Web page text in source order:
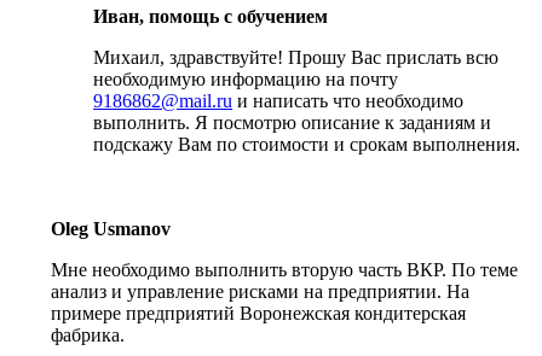
Иван, помощь с обучением
Михаил, здравствуйте! Прошу Вас прислать всю
необходимую информацию на почту
9186862@mail.ru и написать что необходимо
выполнить. Я посмотрю описание к заданиям и
подскажу Вам по стоимости и срокам выполнения.
Oleg Usmanov
Мне необходимо выполнить вторую часть ВКР. По теме
анализ и управление рисками на предприятии. На
примере предприятий Воронежская кондитерская
фабрика.